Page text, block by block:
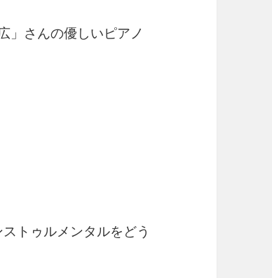
」さんの優しいピアノ
トゥルメンタルをどう